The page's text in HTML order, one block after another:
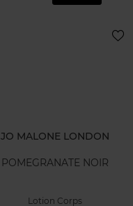
JO MALONE LONDON
POMEGRANATE NOIR
Lotion Corps